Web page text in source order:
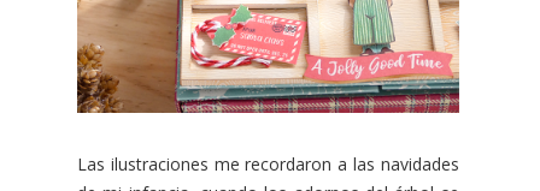
Las ilustraciones me recordaron a las navidades